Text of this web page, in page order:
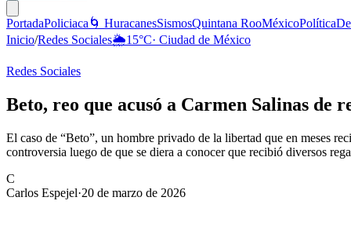
PortadaPoliciaca 🌀 HuracanesSismosQuintana RooMéxicoPolítica
Inicio/Redes Sociales🌦️15°C· Ciudad de México
Redes Sociales
Beto, reo que acusó a Carmen Salinas de
El caso de “Beto”, un hombre privado de la libertad que en meses
controversia luego de que se diera a conocer que recibió diversos
C
Carlos Espejel·20 de marzo de 2026